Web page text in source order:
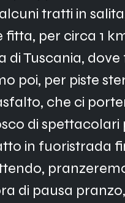
tratti in
per circa 1
Tuscania,
poi, per piste
che ci
di spettacolari
in fuoristrada
di pausa pranzo,